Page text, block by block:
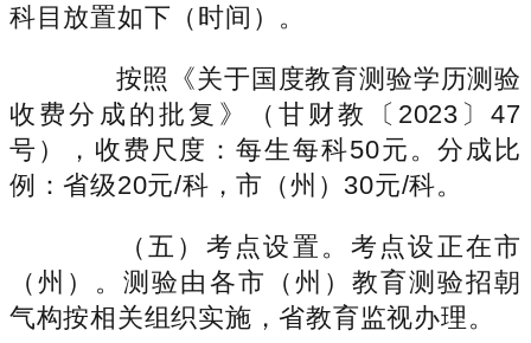
科目放置如下（时间）。
按照《关于国度教育测验学历测验
收费分成的批复》（甘财教〔2023〕47
号），收费尺度：每生每科50元。分成比
例：省级20元/科，市（州）30元/科。
（五）考点设置。考点设正在市
（州）。测验由各市（州）教育测验招朝
气构按相关组织实施，省教育监视办理。